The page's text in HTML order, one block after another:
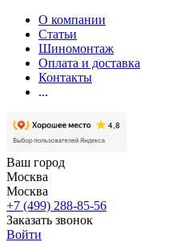
О компании
Статьи
Шиномонтаж
Оплата и доставка
Контакты
...
Ваш город
Москва
Москва
+7 (499) 288-85-56
Заказать звонок
Войти